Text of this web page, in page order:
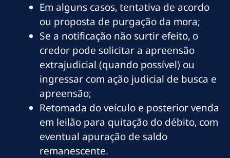
Em alguns casos, tentativa de acordo
ou proposta de purgação da mora;
Se a notificação não surtir efeito, o
credor pode solicitar a apreensão
extrajudicial (quando possível) ou
ingressar com ação judicial de busca e
apreensão;
Retomada do veículo e posterior venda
em leilão para quitação do débito, com
eventual apuração de saldo
remanescente.